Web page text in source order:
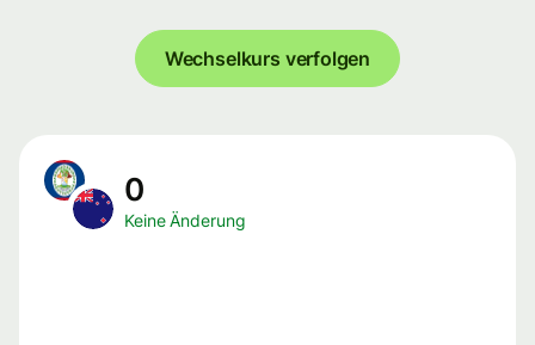
Wechselkurs verfolgen
0
Keine Änderung